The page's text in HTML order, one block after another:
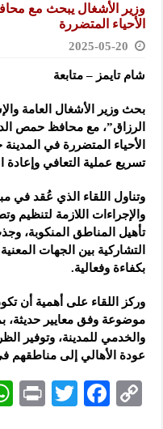
وزير الأشغال يبحث مع
الأحياء المتضررة
2025-05-20
شام تايمز – متابعة
بحث وزير الأشغال العامة
الرزاق”، مع محافظ حمص
الأحياء المتضررة في المدينة
تسريع عملية التعافي وإعادة
وتناول اللقاء الذي عُقد في
والإجراءات اللازمة لتنظيم
تأهيل المناطق المنكوبة،
التشاركية بين الجهات
بكفاءة وفعالية.
وركز اللقاء على أهمية أن
موضوعة وفق معايير حديثة،
والخدمي للمدينة، وتوفير
عودة الأهالي إلى مناطقهم
C
F
T
P